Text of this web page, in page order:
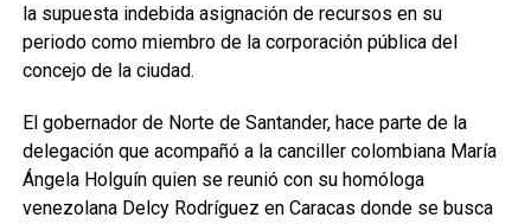
la supuesta indebida asignación de recursos en su
periodo como miembro de la corporación pública del
concejo de la ciudad.
El gobernador de Norte de Santander, hace parte de la
delegación que acompañó a la canciller colombiana María
Ángela Holguín quien se reunió con su homóloga
venezolana Delcy Rodríguez en Caracas donde se busca